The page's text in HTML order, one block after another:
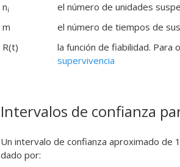
ni el número de unidades
m
el número de tiempos de
R(t)
la función de fiabilidad. Para
supervivencia
Intervalos de confianza
Un intervalo de confianza aproximado de
dado por: